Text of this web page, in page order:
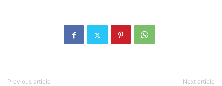
Previous article Next article